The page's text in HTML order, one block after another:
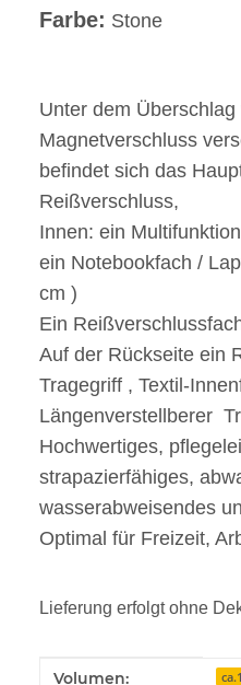
Farbe: Stone
Unter dem
Magnetverschluss
befindet sich das
Reißverschluss,
Innen: ein
ein Notebookfach /
cm )
Ein
Auf der Rückseite ein
Tragegriff , Textil-
Längenverstellberer
Hochwertiges,
strapazierfähiges,
wasserabweisendes
Optimal für Freizeit,
Lieferung erfolgt ohne
Produkteigenschaft
Wert
Volumen: